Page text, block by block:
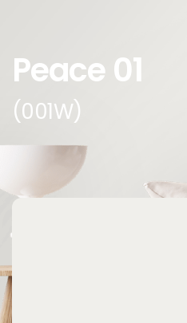
Peace 01
(001W)